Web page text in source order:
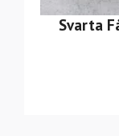
Svarta